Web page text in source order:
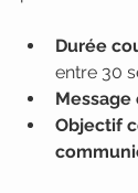
Durée
entre 30
Objectif